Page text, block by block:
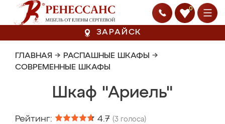
0
ЗАРАЙСК
ГЛАВНАЯ → РАСПАШНЫЕ ШКАФЫ →
СОВРЕМЕННЫЕ ШКАФЫ
Шкаф "Ариель"
Рейтинг: 4.7 (3 голоса)